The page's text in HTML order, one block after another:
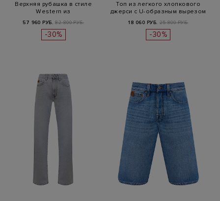
Верхняя рубашка в стиле
Western из
ароматизированного…
57 960 РУБ. 82 800 РУБ.
-30%
Топ из легкого хлопкового
джерси с U-образным вырезом
18 060 РУБ. 25 800 РУБ.
-30%